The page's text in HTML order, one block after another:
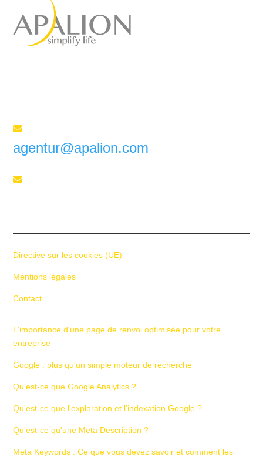

agentur@apalion.com

L'importance d'une page de renvoi optimisée pour votre
entreprise
Google : plus qu'un simple moteur de recherche
Qu'est-ce que Google Analytics ?
Qu'est-ce que l'exploration et l'indexation Google ?
Qu'est-ce qu'une Meta Description ?
Meta Keywords : Ce que vous devez savoir et comment les
Directive sur les cookies (UE)
Mentions légales
Contact